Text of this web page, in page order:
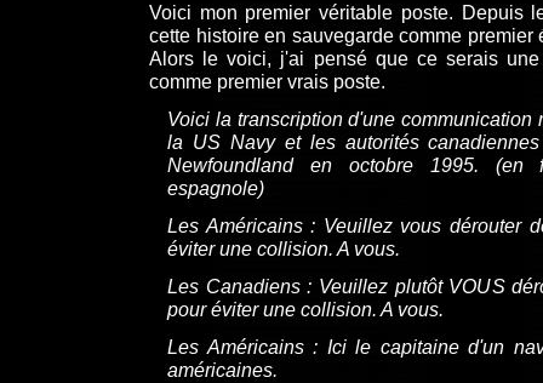
Voici mon premier véritable poste. Depuis
cette histoire en sauvegarde comme premier
Alors le voici, j'ai pensé que ce serais
comme premier vrais poste.
Voici la transcription d'une communication
la US Navy et les autorités
Newfoundland en octobre 1995. (en
espagnole)
Les Américains : Veuillez vous dérouter
éviter une collision. A vous.
Les Canadiens : Veuillez plutôt VOUS
pour éviter une collision. A vous.
Les Américains : Ici le capitaine d'un
américaines.